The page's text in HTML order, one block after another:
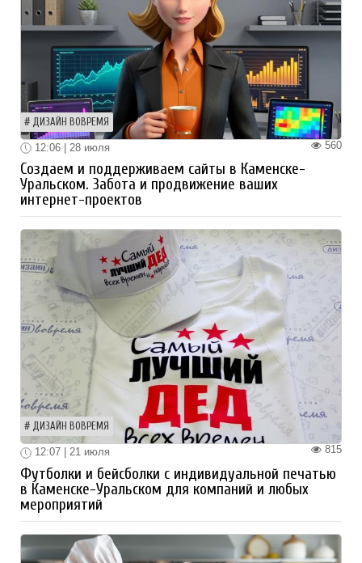
ДИЗАЙН ВОВРЕМЯ
560
12:06 | 28 июля
Создаем и поддерживаем сайты в Каменске-
Уральском. Забота и продвижение ваших
интернет-проектов
ДИЗАЙН ВОВРЕМЯ
815
12:07 | 21 июля
Футболки и бейсболки с индивидуальной печатью
в Каменске-Уральском для компаний и любых
мероприятий